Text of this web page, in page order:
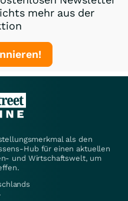
mehr aus der
als den
Hub für einen aktuellen
und Wirtschaftswelt, um